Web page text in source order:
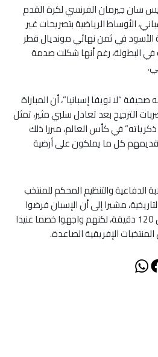
سان جيرمان الفرنسي لكرة القدم
الأوساط الرياضية بتصريحات غير
في ثمن نهائي مونديال قطر
له في البطولة، رغم أنها شكلت صدمة
“لا نويفا إسبانيا”، أن المباراة
الترجيح بعد تعادل سلبي مثير، تمثل
في كأس العالم، مبررا ذلك
وتقديمهم كل ما يملكون على أرضية
الدفاعية والتنظيم المحكم للمنتخب
مشيرا إلى أن الإسبان فرضوا
سيطرتهم واستحواذهم طوال 120 دقيقة، لكنهم واجهوا خصما عنيدا
الإفريقية الصاعدة.